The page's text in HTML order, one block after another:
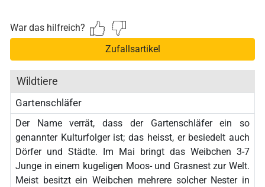
War das hilfreich?
Zufallsartikel
Wildtiere
Gartenschläfer
Der Name verrät, dass der Gartenschläfer ein so
genannter Kulturfolger ist; das heisst, er besiedelt auch
Dörfer und Städte. Im Mai bringt das Weibchen 3-7
Junge in einem kugeligen Moos- und Grasnest zur Welt.
Meist besitzt ein Weibchen mehrere solcher Nester in